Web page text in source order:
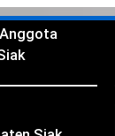
Siak
Hari Jadi